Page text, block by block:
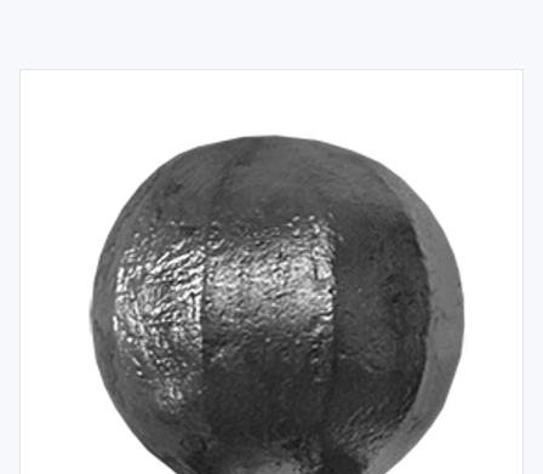
záhrada
materiál
Spojovacímateriál